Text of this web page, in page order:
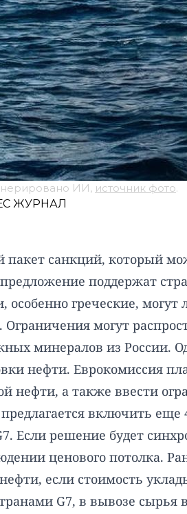
ИИ, источник фото.
ЖУРНАЛ
пакет санкций, который
поддержат
особенно греческие,
могут
минералов из России.
нефти. Еврокомиссия
нефти, а также ввести
включить еще
Если решение будет
ценового потолка.
если стоимость
G7, в вывозе сырья